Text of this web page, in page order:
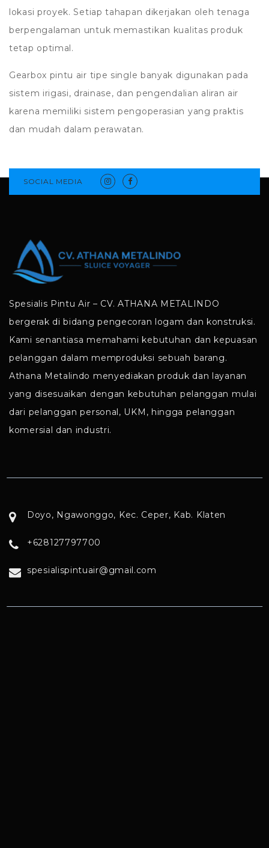
lokasi proyek. Setiap tahapan dikerjakan oleh tenaga
berpengalaman untuk memastikan kualitas produk
tetap optimal.
Gearbox pintu air tipe single banyak digunakan pada
sistem irigasi, drainase, dan pengendalian aliran air
karena memiliki sistem pengoperasian yang praktis
dan mudah dalam perawatan.
SOCIAL MEDIA
Spesialis Pintu Air – CV. ATHANA METALINDO
bergerak di bidang pengecoran logam dan konstruksi.
Kami senantiasa memahami kebutuhan dan kepuasan
pelanggan dalam memproduksi sebuah barang.
Athana Metalindo menyediakan produk dan layanan
yang disesuaikan dengan kebutuhan pelanggan mulai
dari pelanggan personal, UKM, hingga pelanggan
komersial dan industri.
Doyo, Ngawonggo, Kec. Ceper, Kab. Klaten
+628127797700
spesialispintuair@gmail.com